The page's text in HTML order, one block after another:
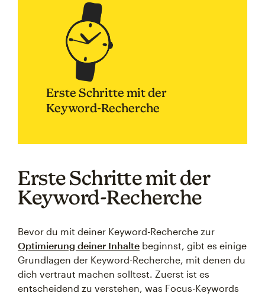
Erste Schritte mit der
Keyword-Recherche
Erste Schritte mit der
Keyword-Recherche
Bevor du mit deiner Keyword-Recherche zur
Optimierung deiner Inhalte beginnst, gibt es einige
Grundlagen der Keyword-Recherche, mit denen du
dich vertraut machen solltest. Zuerst ist es
entscheidend zu verstehen, was Focus-Keywords